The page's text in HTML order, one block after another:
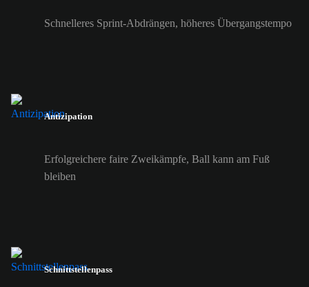
Schnelleres Sprint-Abdrängen, höheres Übergangstempo
Antizipation
Erfolgreichere faire Zweikämpfe, Ball kann am Fuß
bleiben
Schnittstellenpass